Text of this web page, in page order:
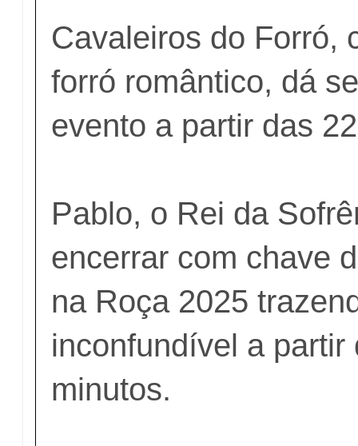
Cavaleiros do Forró,
forró romântico, dá
evento a partir das
Pablo, o Rei da
encerrar com chave
na Roça 2025
inconfundível a partir
minutos.